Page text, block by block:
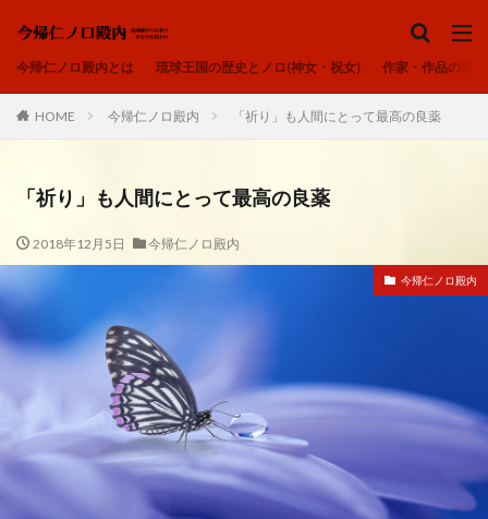
今帰仁ノロ殿内とは 琉球王国の歴史とノロ(神女・祝女) 作家・作品のご
HOME 今帰仁ノロ殿内 「祈り」も人間にとって最高の良薬
「祈り」も人間にとって最高の良薬
2018年12月5日 今帰仁ノロ殿内
今帰仁ノロ殿内
ノロ、ユタ、カミンチュ ヒヌカン
御嶽
カテゴリー
アオリヤエ
ウートートー
今帰仁ノロ殿内、幸せのお福わけ、再出発、fresh-START、
心、清浄
内在神、直感
感謝、祈りの作法、沖縄の祈り、礼儀を重んじる、拝所、御嶽
我が子へ、出会い、喜び、子宝、大吉夢
波動、揚げる、心の拠り所、立ち上がる
琉球の祈り、ノロ、神女、祝女、今帰仁城、尚巴志王、琉球処
分、グスク祭祀